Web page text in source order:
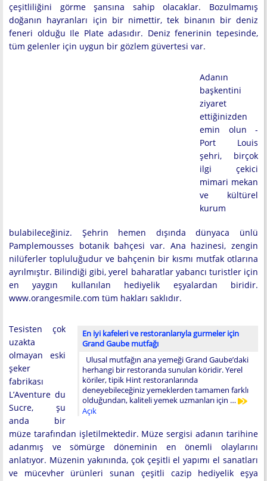
çeşitliliğini görme şansına sahip olacaklar. Bozulmamış
doğanın hayranları için bir nimettir, tek binanın bir deniz
feneri olduğu Ile Plate adasıdır. Deniz fenerinin tepesinde,
tüm gelenler için uygun bir gözlem güvertesi var.
Adanın
başkentini
ziyaret
ettiğinizden
emin olun -
Port Louis
şehri, birçok
ilgi çekici
mimari mekan
ve kültürel
kurum
bulabileceğiniz. Şehrin hemen dışında dünyaca ünlü
Pamplemousses botanik bahçesi var. Ana hazinesi, zengin
nilüferler topluluğudur ve bahçenin bir kısmı mutfak otlarına
ayrılmıştır. Bilindiği gibi, yerel baharatlar yabancı turistler için
en yaygın kullanılan hediyelik eşyalardan biridir.
www.orangesmile.com tüm hakları saklıdır.
En iyi kafeleri ve restoranlarıyla gurmeler için
Grand Gaube mutfağı
Ulusal mutfağın ana yemeği Grand Gaube’daki
herhangi bir restoranda sunulan köridir. Yerel
köriler, tipik Hint restoranlarında
deneyebileceğiniz yemeklerden tamamen farklı
olduğundan, kaliteli yemek uzmanları için …
Açık
Tesisten çok
uzakta
olmayan eski
şeker
fabrikası
L’Aventure du
Sucre, şu
anda bir
müze tarafından işletilmektedir. Müze sergisi adanın tarihine
adanmış ve sömürge döneminin en önemli olaylarını
anlatıyor. Müzenin yakınında, çok çeşitli el yapımı el sanatları
ve mücevher ürünleri sunan çeşitli cazip hediyelik eşya